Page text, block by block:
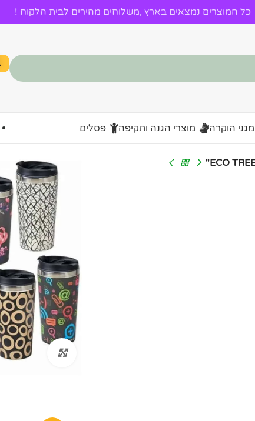
כל המוצרים נמצאים בארץ ,משלוחים מהירים לבית הלקוח !
מגני הוקרה מוצרי הגנה ותקיפה פסלים
לחץ להגדלה